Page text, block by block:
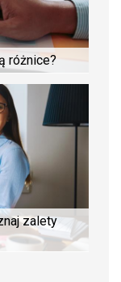
różnice?
zalety